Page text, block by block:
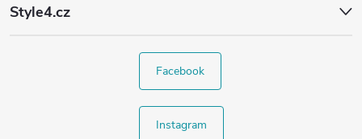
Style4.cz
Facebook
Instagram